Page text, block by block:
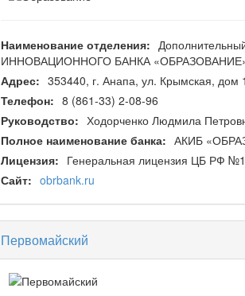
Наименование отделения:
ИННОВАЦИОННОГО БАНКА «ОБРАЗОВАНИЕ»
Адрес: 353440, г. Анапа, ул. Крымская, дом
Телефон: 8 (861-33) 2-08-96
Руководство: Ходорченко Людмила
Полное наименование банка: АКИБ
Лицензия: Генеральная лицензия ЦБ РФ
Сайт: obrbank.ru
Первомайский